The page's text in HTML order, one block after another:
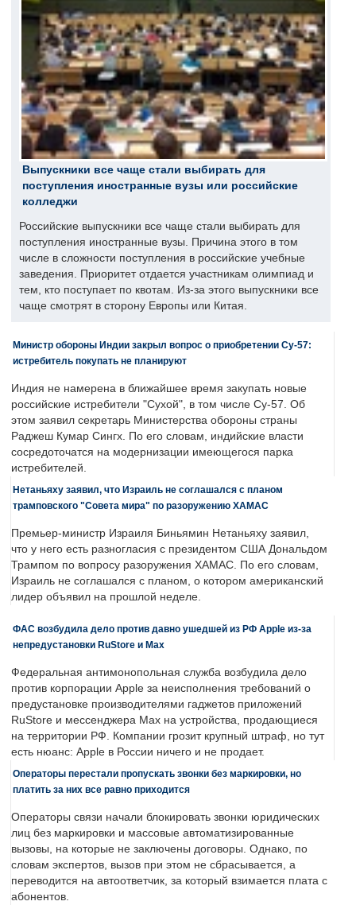
Выпускники все чаще стали выбирать для
поступления иностранные вузы или российские
колледжи
Российские выпускники все чаще стали выбирать для
поступления иностранные вузы. Причина этого в том
числе в сложности поступления в российские учебные
заведения. Приоритет отдается участникам олимпиад и
тем, кто поступает по квотам. Из-за этого выпускники все
чаще смотрят в сторону Европы или Китая.
Министр обороны Индии закрыл вопрос о приобретении Су-57:
истребитель покупать не планируют
Индия не намерена в ближайшее время закупать новые
российские истребители "Сухой", в том числе Су-57. Об
этом заявил секретарь Министерства обороны страны
Раджеш Кумар Сингх. По его словам, индийские власти
сосредоточатся на модернизации имеющегося парка
истребителей.
Нетаньяху заявил, что Израиль не соглашался с планом
трамповского "Совета мира" по разоружению ХАМАС
Премьер-министр Израиля Биньямин Нетаньяху заявил,
что у него есть разногласия с президентом США Дональдом
Трампом по вопросу разоружения ХАМАС. По его словам,
Израиль не соглашался с планом, о котором американский
лидер объявил на прошлой неделе.
ФАС возбудила дело против давно ушедшей из РФ Apple из-за
непредустановки RuStore и Max
Федеральная антимонопольная служба возбудила дело
против корпорации Apple за неисполнения требований о
предустановке производителями гаджетов приложений
RuStore и мессенджера Max на устройства, продающиеся
на территории РФ. Компании грозит крупный штраф, но тут
есть нюанс: Apple в России ничего и не продает.
Операторы перестали пропускать звонки без маркировки, но
платить за них все равно приходится
Операторы связи начали блокировать звонки юридических
лиц без маркировки и массовые автоматизированные
вызовы, на которые не заключены договоры. Однако, по
словам экспертов, вызов при этом не сбрасывается, а
переводится на автоответчик, за который взимается плата с
абонентов.